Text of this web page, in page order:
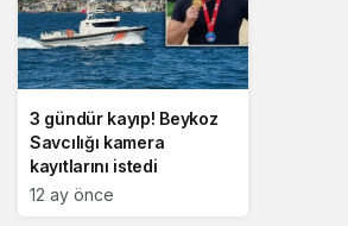
3 gündür kayıp! Beykoz
Savcılığı kamera
kayıtlarını istedi
12 ay önce